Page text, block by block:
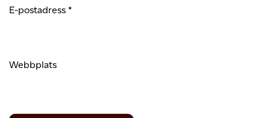
E-postadress *
Webbplats